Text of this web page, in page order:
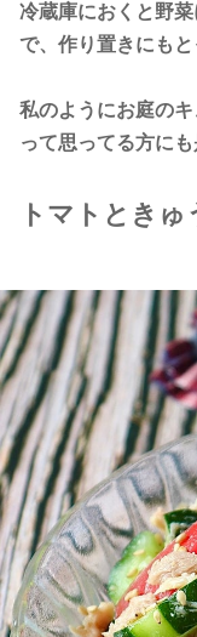
冷蔵庫におくと野
で、作り置きにもと
私のようにお庭の
って思ってる方に
トマトときゅ